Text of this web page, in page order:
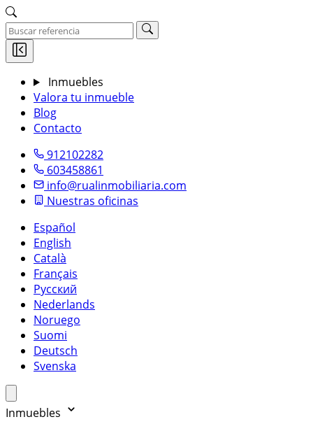
Inmuebles
Valora tu inmueble
Blog
Contacto
912102282
603458861
info@rualinmobiliaria.com
Nuestras oficinas
Español
English
Català
Français
Русский
Nederlands
Noruego
Suomi
Deutsch
Svenska
Inmuebles